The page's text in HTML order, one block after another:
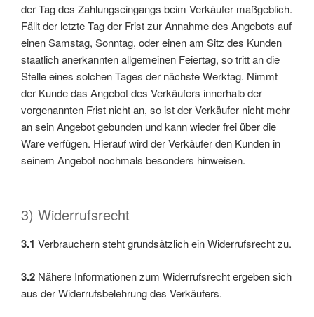
der Tag des Zahlungseingangs beim Verkäufer maßgeblich.
Fällt der letzte Tag der Frist zur Annahme des Angebots auf
einen Samstag, Sonntag, oder einen am Sitz des Kunden
staatlich anerkannten allgemeinen Feiertag, so tritt an die
Stelle eines solchen Tages der nächste Werktag. Nimmt
der Kunde das Angebot des Verkäufers innerhalb der
vorgenannten Frist nicht an, so ist der Verkäufer nicht mehr
an sein Angebot gebunden und kann wieder frei über die
Ware verfügen. Hierauf wird der Verkäufer den Kunden in
seinem Angebot nochmals besonders hinweisen.
3) Widerrufsrecht
3.1 Verbrauchern steht grundsätzlich ein Widerrufsrecht zu.
3.2 Nähere Informationen zum Widerrufsrecht ergeben sich
aus der Widerrufsbelehrung des Verkäufers.